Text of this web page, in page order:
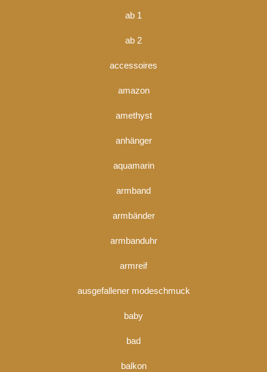
ab 1
ab 2
accessoires
amazon
amethyst
anhänger
aquamarin
armband
armbänder
armbanduhr
armreif
ausgefallener modeschmuck
baby
bad
balkon